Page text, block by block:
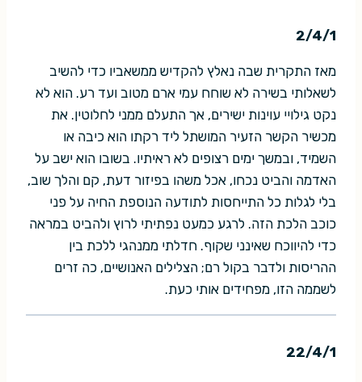
2/4/1
מאז התקרית שבה נאלץ להקדיש ממשאביו כדי להשיב
לשאלותי בשירה לא שוחח עמי ארם מטוב ועד רע. הוא לא
נקט גילויי עוינות ישירים, אך התעלם ממני לחלוטין. את
מכשיר הקשר הזעיר המושתל ליד רקתו הוא כיבה או
השמיד, ובמשך ימים רצופים לא ראיתיו. בשובו הוא ישב על
האדמה והביט נכחו, אכל משהו בפיזור דעת, קם והלך שוב,
בלי לגלות כל התייחסות לתודעה הנוספת החיה על פני
כוכב הלכת הזה. לרגע כמעט נפתיתי לרוץ ולהביט במראה
כדי להיווכח שאינני שקוף. חדלתי ממנהגי ללכת בין
ההריסות ולדבר בקול רם; הצלילים האנושיים, כה זרים
לשממה הזו, מפחידים אותי כעת.
22/4/1